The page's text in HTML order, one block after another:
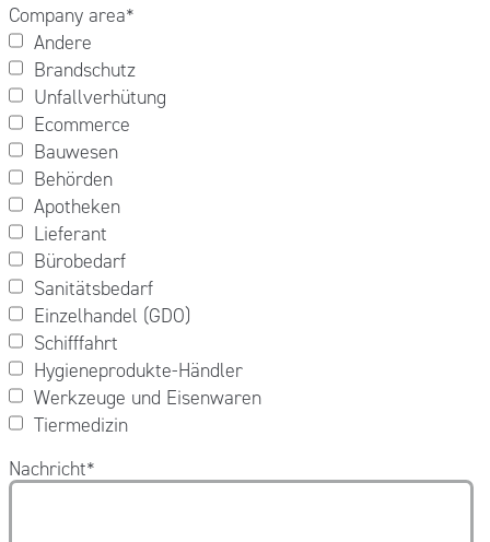
Company area*
Andere
Brandschutz
Unfallverhütung
Ecommerce
Bauwesen
Behörden
Apotheken
Lieferant
Bürobedarf
Sanitätsbedarf
Einzelhandel (GDO)
Schifffahrt
Hygieneprodukte-Händler
Werkzeuge und Eisenwaren
Tiermedizin
Nachricht*